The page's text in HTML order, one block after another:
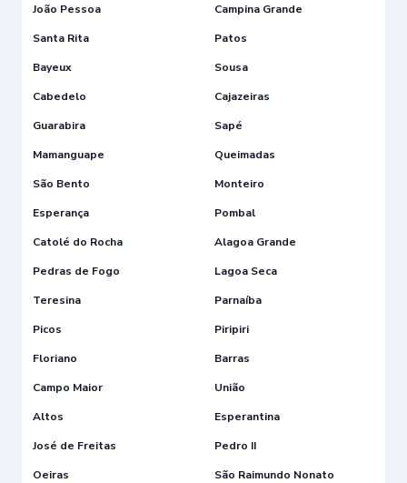
João Pessoa
Campina Grande
Santa Rita
Patos
Bayeux
Sousa
Cabedelo
Cajazeiras
Guarabira
Sapé
Mamanguape
Queimadas
São Bento
Monteiro
Esperança
Pombal
Catolé do Rocha
Alagoa Grande
Pedras de Fogo
Lagoa Seca
Teresina
Parnaíba
Picos
Piripiri
Floriano
Barras
Campo Maior
União
Altos
Esperantina
José de Freitas
Pedro II
Oeiras
São Raimundo Nonato